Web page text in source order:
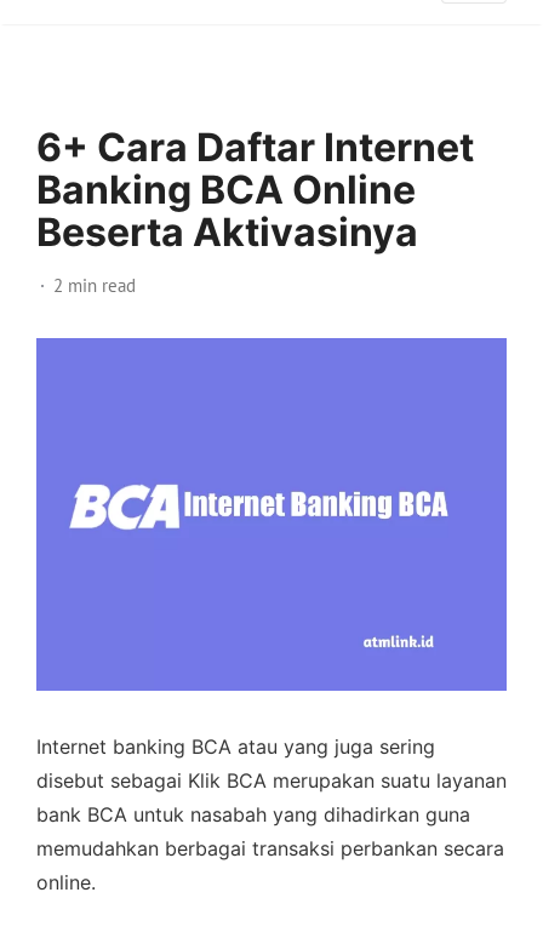
6+ Cara Daftar Internet
Banking BCA Online
Beserta Aktivasinya
2 min read
Internet banking BCA atau yang juga sering
disebut sebagai Klik BCA merupakan suatu layanan
bank BCA untuk nasabah yang dihadirkan guna
memudahkan berbagai transaksi perbankan secara
online.